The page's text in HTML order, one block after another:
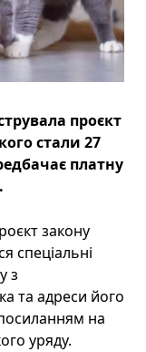
проєкт
стали 27
платну
закону
спеціальні
з
та адреси його
на
уряду.